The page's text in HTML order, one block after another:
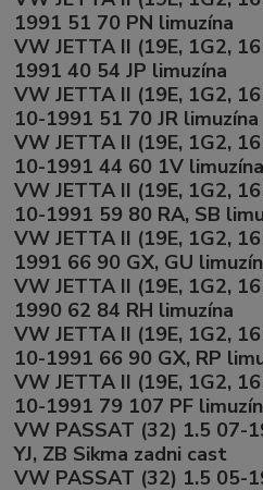
1991 51 70 PN limuzína
VW JETTA II (19E, 1G2,
1991 40 54 JP limuzína
VW JETTA II (19E, 1G2,
10-1991 51 70 JR limuzína
VW JETTA II (19E, 1G2,
10-1991 44 60 1V limuzína
VW JETTA II (19E, 1G2,
10-1991 59 80 RA, SB
VW JETTA II (19E, 1G2,
1991 66 90 GX, GU
VW JETTA II (19E, 1G2,
1990 62 84 RH limuzína
VW JETTA II (19E, 1G2,
10-1991 66 90 GX, RP
VW JETTA II (19E, 1G2,
10-1991 79 107 PF
VW PASSAT (32) 1.5 07-
YJ, ZB Sikma zadni cast
VW PASSAT (32) 1.5 05-